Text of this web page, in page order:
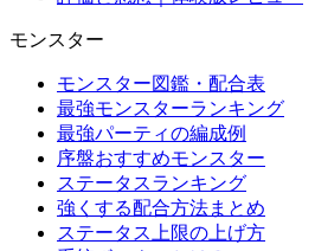
モンスター
モンスター図鑑・配合表
最強モンスターランキング
最強パーティの編成例
序盤おすすめモンスター
ステータスランキング
強くする配合方法まとめ
ステータス上限の上げ方